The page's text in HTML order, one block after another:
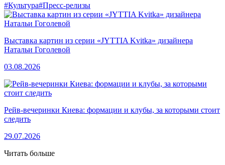
#Культура#Пресс-релизы
Выставка картин из серии «JYTTIA Kvitka» дизайнера
Натальи Гоголевой
03.08.2026
Рейв-вечеринки Киева: формации и клубы, за которыми стоит
следить
29.07.2026
Читать больше